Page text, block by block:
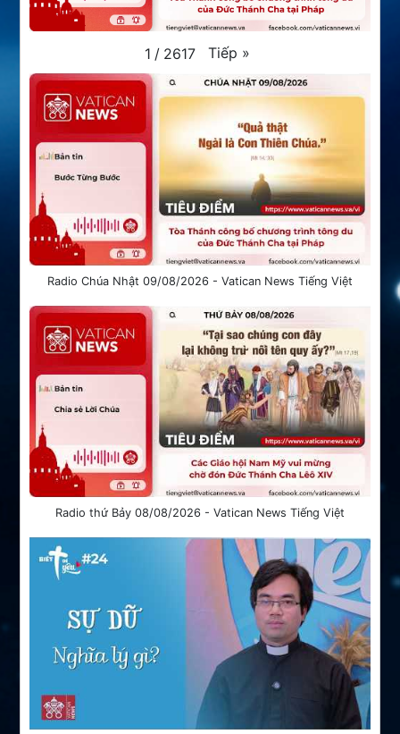
1 / 2617 Tiếp »
Radio Chúa Nhật 09/08/2026 - Vatican News Tiếng Việt
Radio thứ Bảy 08/08/2026 - Vatican News Tiếng Việt